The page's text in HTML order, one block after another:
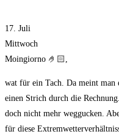
17. Juli
Mittwoch
Moingiorno 🤌🏻,
wat für ein Tach. Da meint man
einen Strich durch die
doch nicht mehr weggucken.
für diese